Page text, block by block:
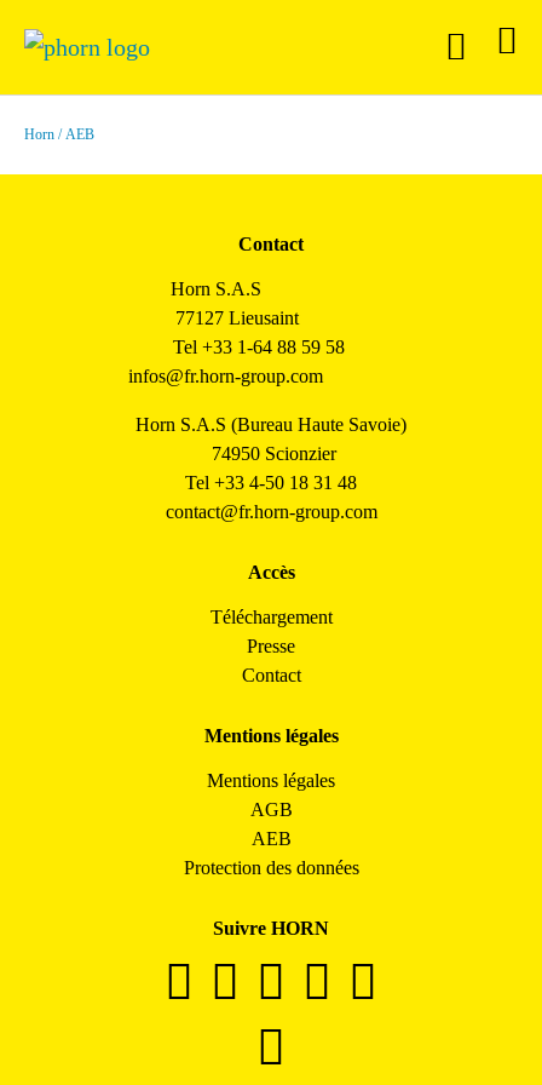
Horn AEB
Contact
Horn S.A.S
77127 Lieusaint
Tel +33 1-64 88 59 58
infos@fr.horn-group.com
Horn S.A.S (Bureau Haute Savoie)
74950 Scionzier
Tel +33 4-50 18 31 48
contact@fr.horn-group.com
Accès
Téléchargement
Presse
Contact
Mentions légales
Mentions légales
AGB
AEB
Protection des données
Suivre HORN